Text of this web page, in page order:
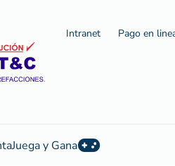
Intranet Pago en
Juega y Gana